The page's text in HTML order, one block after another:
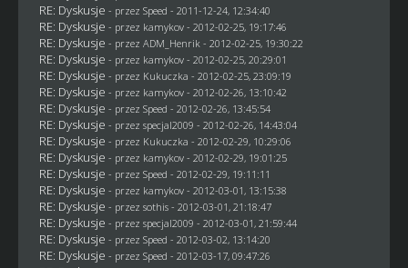
RE: Dyskusje - przez Speed - 2011-12-24, 12:34:40
RE: Dyskusje - przez kamykov- 2012-02-25, 19:17:46
RE: Dyskusje - przez ADM_Henrik- 2012-02-25, 19:30:22
RE: Dyskusje - przez kamykov- 2012-02-25, 20:29:01
RE: Dyskusje - przez Kukuczka - 2012-02-25, 23:09:19
RE: Dyskusje - przez kamykov- 2012-02-26, 13:10:42
RE: Dyskusje - przez Speed - 2012-02-26, 13:45:54
RE: Dyskusje - przez specjal2009 - 2012-02-26, 14:43:04
RE: Dyskusje - przez Kukuczka - 2012-02-29, 10:29:06
RE: Dyskusje - przez kamykov- 2012-02-29, 19:01:25
RE: Dyskusje - przez Speed - 2012-02-29, 19:11:11
RE: Dyskusje - przez kamykov- 2012-03-01, 13:15:38
RE: Dyskusje - przez sothis- 2012-03-01, 21:18:47
RE: Dyskusje - przez specjal2009 - 2012-03-01, 21:59:44
RE: Dyskusje - przez Speed - 2012-03-02, 13:14:20
RE: Dyskusje - przez Speed - 2012-03-17, 09:47:26